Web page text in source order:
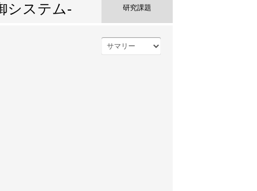
システム- 研究課題